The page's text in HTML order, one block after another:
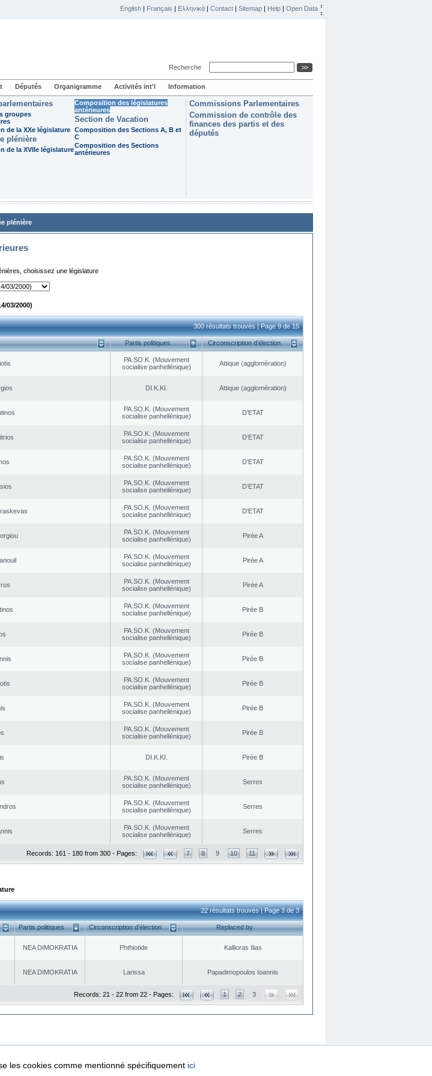
English | Français | Ελληνικά | Contact | Sitemap | Help | Open Data
Recherche
Députés Organigramme Activités int'l Information
groupes
de la XXe législature
plénière
de la XVIIe législature
Composition des législatures
antérieures
Section de Vacation
Composition des Sections A, B et
C
Composition des Sections
antérieures
Commissions Parlementaires
Commission de contrôle des
finances des partis et des
députés
plénière
choisissez une législature
03/2000)
300 résultats trouvés | Page 9 de 15
Partis politiques Circonscription d’élection
PA.SO.K. (Mouvement
socialise panhellénique)
Αttique (agglomération)
DI.K.KI. Αttique (agglomération)
PA.SO.K. (Mouvement
socialise panhellénique)
D’ETAT
PA.SO.K. (Mouvement
socialise panhellénique)
D’ETAT
PA.SO.K. (Mouvement
socialise panhellénique)
D’ETAT
PA.SO.K. (Mouvement
socialise panhellénique)
D’ETAT
PA.SO.K. (Mouvement
socialise panhellénique)
D’ETAT
PA.SO.K. (Mouvement
socialise panhellénique)
Pirée A
PA.SO.K. (Mouvement
socialise panhellénique)
Pirée A
PA.SO.K. (Mouvement
socialise panhellénique)
Pirée A
PA.SO.K. (Mouvement
socialise panhellénique)
Pirée B
PA.SO.K. (Mouvement
socialise panhellénique)
Pirée B
PA.SO.K. (Mouvement
socialise panhellénique)
Pirée B
PA.SO.K. (Mouvement
socialise panhellénique)
Pirée B
PA.SO.K. (Mouvement
socialise panhellénique)
Pirée B
PA.SO.K. (Mouvement
socialise panhellénique)
Pirée B
DI.K.KI. Pirée B
PA.SO.K. (Mouvement
socialise panhellénique)
Serres
PA.SO.K. (Mouvement
socialise panhellénique)
Serres
PA.SO.K. (Mouvement
socialise panhellénique)
Serres
Records: 161 - 180 from 300 - Pages: 7 8 9 10 11
22 résultats trouvés | Page 3 de 3
Partis politiques Circonscription d’élection Replaced by
NEA DΙMOKRATIA Phthiotide Kallioras Ilias
NEA DΙMOKRATIA Larissa Papadimopoulos Ioannis
Records: 21 - 22 from 22 - Pages: 1 2 3
les cookies comme mentionné spécifiquement ici